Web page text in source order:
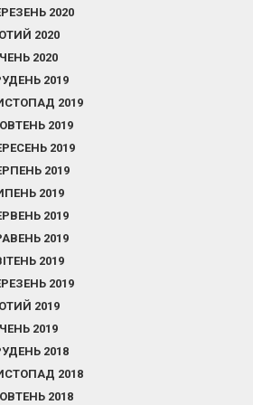
2020
2020
2020
2019
2019
2019
2019
2019
2019
2019
2019
2019
2019
2019
2019
2018
2018
2018